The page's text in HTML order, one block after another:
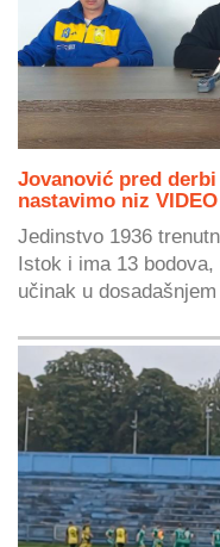
Jovanović pred
nastavimo niz VIDEO
Jedinstvo 1936
Istok i ima 13
učinak u